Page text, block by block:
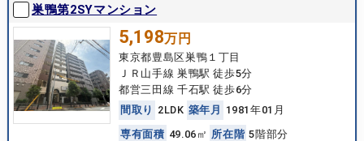
巣鴨第2SYマンション
5,198万円
東京都豊島区巣鴨１丁目
ＪＲ山手線 巣鴨駅 徒歩5分
都営三田線 千石駅 徒歩6分
間 取 り 2LDK 築年 月
1981年01月
専有面積 49.06㎡ 所在 階 5階部分